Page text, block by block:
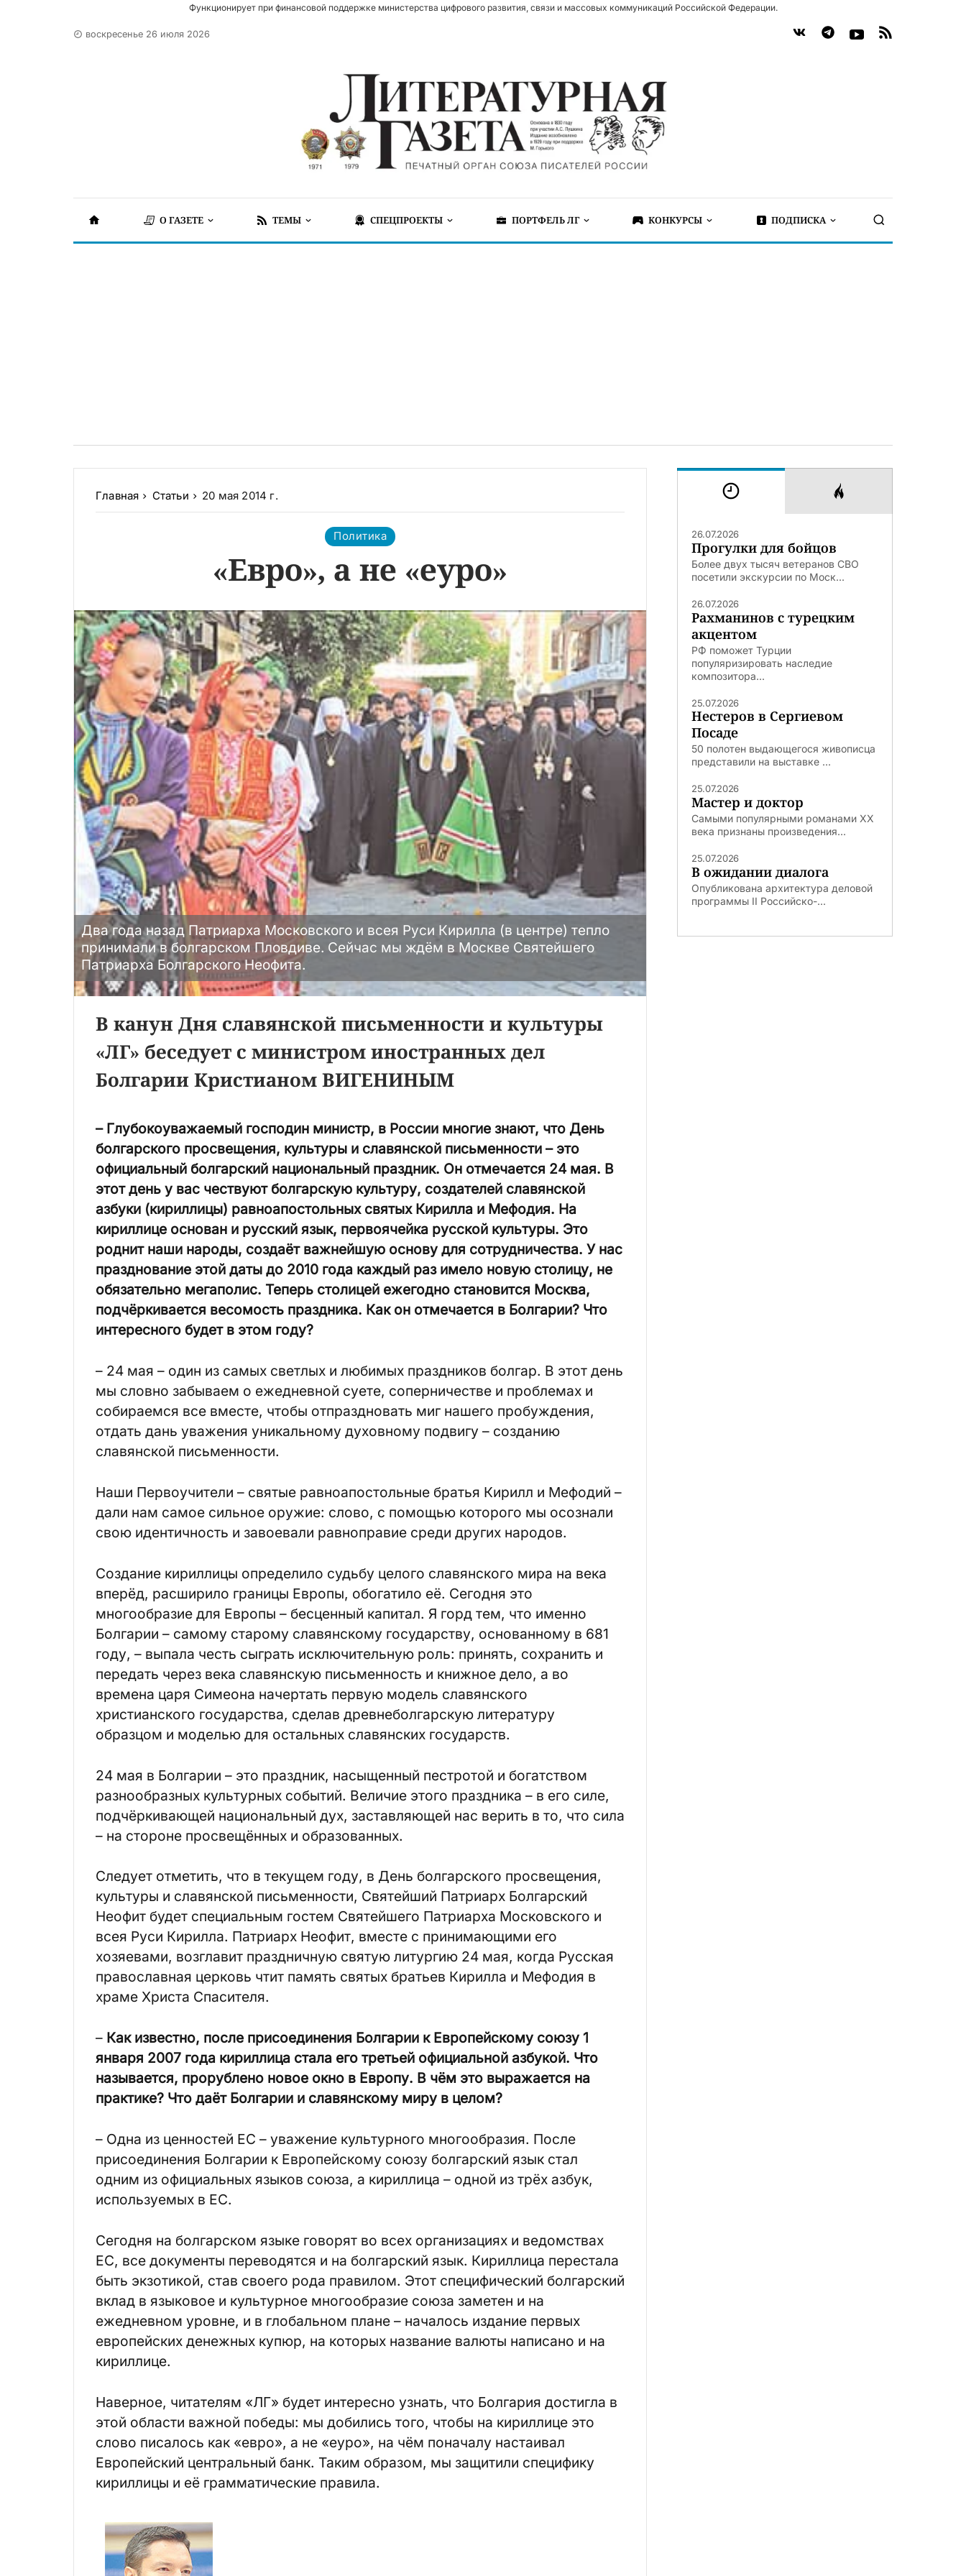
Функционирует при финансовой поддержке министерства цифрового развития, связи и массовых коммуникаций Российской Федерации.
воскресенье 26 июля 2026
О ГАЗЕТЕ ТЕМЫ СПЕЦПРОЕКТЫ ПОРТФЕЛЬ ЛГ КОНКУРСЫ ПОДПИСКА
Главная Статьи 20 мая 2014 г.
Политика
«Евро», а не «еуро»
Два года назад Патриарха Московского и всея Руси Кирилла (в центре) тепло
принимали в болгарском Пловдиве. Сейчас мы ждём в Москве Святейшего
Патриарха Болгарского Неофита.
В канун Дня славянской письменности и культуры
«ЛГ» беседует с министром иностранных дел
Болгарии Кристианом ВИГЕНИНЫМ
– Глубокоуважаемый господин министр, в России многие знают, что День
болгарского просвещения, культуры и славянской письменности – это
официальный болгарский национальный праздник. Он отмечается 24 мая. В
этот день у вас чествуют болгарскую культуру, создателей славянской
азбуки (кириллицы) равноапостольных святых Кирилла и Мефодия. На
кириллице основан и русский язык, первоячейка русской культуры. Это
роднит наши народы, создаёт важнейшую основу для сотрудничества. У нас
празднование этой даты до 2010 года каждый раз имело новую столицу, не
обязательно мегаполис. Теперь столицей ежегодно становится Москва,
подчёркивается весомость праздника. Как он отмечается в Болгарии? Что
интересного будет в этом году?
– 24 мая – один из самых светлых и любимых праздников болгар. В этот день
мы словно забываем о ежедневной суете, соперничестве и проблемах и
собираемся все вместе, чтобы отпраздновать миг нашего пробуждения,
отдать дань уважения уникальному духовному подвигу – созданию
славянской письменности.
Наши Первоучители – святые равноапостольные братья Кирилл и Мефодий –
дали нам самое сильное оружие: слово, с помощью которого мы осознали
свою идентичность и завоевали равноправие среди других народов.
Создание кириллицы определило судьбу целого славянского мира на века
вперёд, расширило границы Европы, обогатило её. Сегодня это
многообразие для Европы – бесценный капитал. Я горд тем, что именно
Болгарии – самому старому славянскому государству, основанному в 681
году, – выпала честь сыграть исключительную роль: принять, сохранить и
передать через века славянскую письменность и книжное дело, а во
времена царя Симеона начертать первую модель славянского
христианского государства, сделав древнеболгарскую литературу
образцом и моделью для остальных славянских государств.
24 мая в Болгарии – это праздник, насыщенный пестротой и богатством
разно­образных культурных событий. Величие этого праздника – в его силе,
подчёркивающей национальный дух, заставляющей нас верить в то, что сила
– на стороне просвещённых и образованных.
Следует отметить, что в текущем году, в День болгарского просвещения,
культуры и славянской письменности, Святейший Патриарх Болгарский
Неофит будет специальным гостем Святейшего Патриарха Московского и
всея Руси Кирилла. Патриарх Неофит, вместе с принимающими его
хозяевами, возглавит праздничную святую литургию 24 мая, когда Русская
православная церковь чтит память святых братьев Кирилла и Мефодия в
храме Христа Спасителя.
– Как известно, после присоединения Болгарии к Европейскому союзу 1
января 2007 года кириллица стала его третьей официальной азбукой. Что
называется, прорублено новое окно в Европу. В чём это выражается на
практике? Что даёт Болгарии и славянскому миру в целом?
– Одна из ценностей ЕС – уважение культурного многообразия. После
присоединения Болгарии к Европейскому союзу болгарский язык стал
одним из официальных языков союза, а кириллица – одной из трёх азбук,
используемых в ЕС.
Сегодня на болгарском языке говорят во всех организациях и ведомствах
ЕС, все документы переводятся и на болгарский язык. Кириллица перестала
быть экзотикой, став своего рода правилом. Этот специфический болгарский
вклад в языковое и культурное многообразие союза заметен и на
ежедневном уровне, и в глобальном плане – началось издание первых
европейских денежных купюр, на которых название валюты написано и на
кириллице.
Наверное, читателям «ЛГ» будет интересно узнать, что Болгария достигла в
этой области важной победы: мы добились того, чтобы на кириллице это
слово писалось как «евро», а не «еуро», на чём поначалу настаивал
Европейский центральный банк. Таким образом, мы защитили специфику
кириллицы и её грамматические правила.
26.07.2026
Прогулки для бойцов
Более двух тысяч ветеранов СВО
посетили экскурсии по Моск...
26.07.2026
Рахманинов с турецким
акцентом
РФ поможет Турции
популяризировать наследие
композитора...
25.07.2026
Нестеров в Сергиевом
Посаде
50 полотен выдающегося живописца
представили на выставке ...
25.07.2026
Мастер и доктор
Самыми популярными романами ХХ
века признаны произведения...
25.07.2026
В ожидании диалога
Опубликована архитектура деловой
программы II Российско-...